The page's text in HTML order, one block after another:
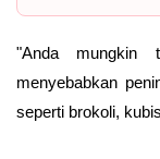
"Anda mungkin
menyebabkan
seperti brokoli,